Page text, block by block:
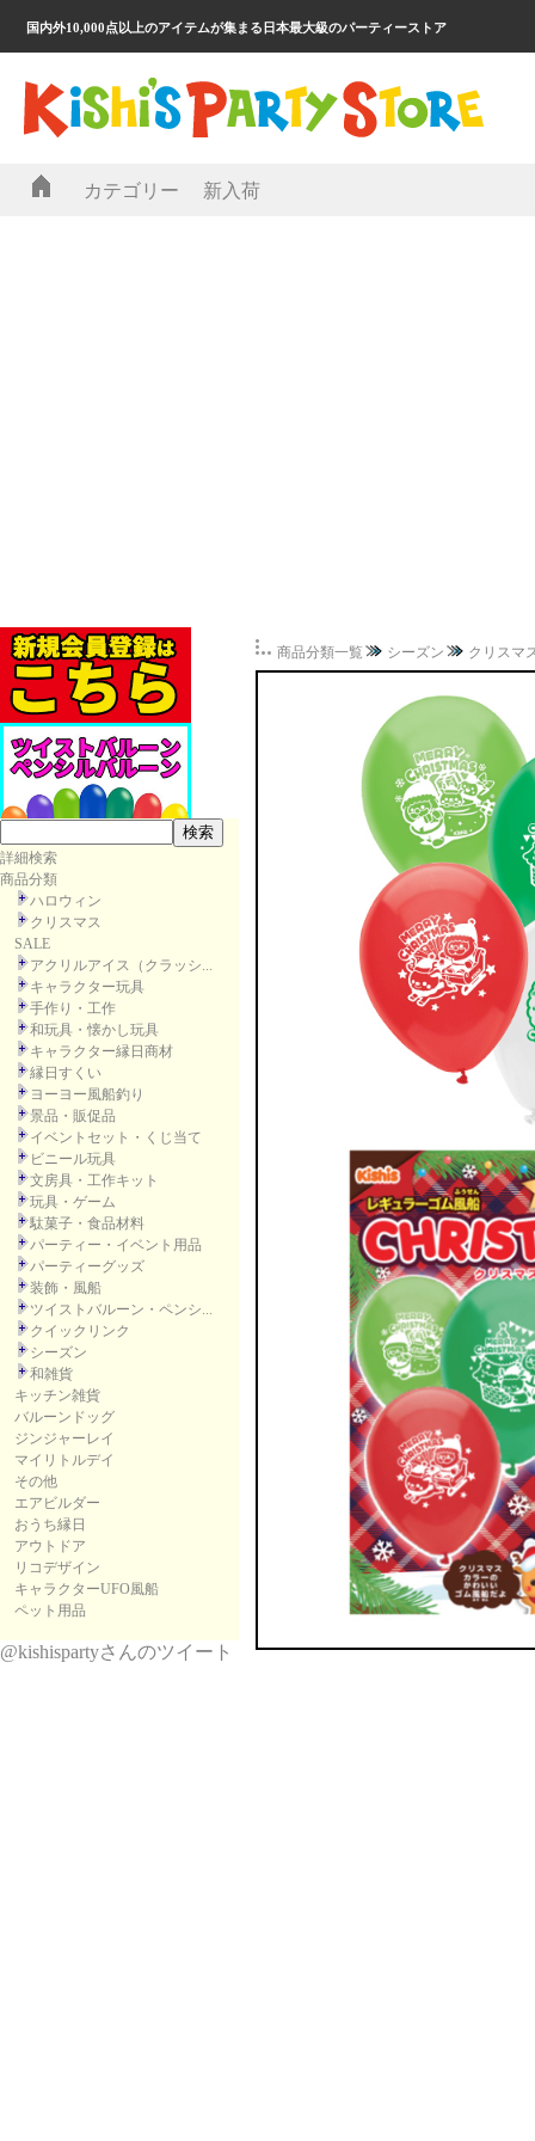
国内外10,000点以上のアイテムが集まる日本最大級のパーティーストア
カテゴリー 新入荷
詳細検索
商品分類
ハロウィン
クリスマス
SALE
アクリルアイス（クラッシ...
キャラクター玩具
手作り・工作
和玩具・懐かし玩具
キャラクター縁日商材
縁日すくい
ヨーヨー風船釣り
景品・販促品
イベントセット・くじ当て
ビニール玩具
文房具・工作キット
玩具・ゲーム
駄菓子・食品材料
パーティー・イベント用品
パーティーグッズ
装飾・風船
ツイストバルーン・ペンシ...
クイックリンク
シーズン
和雑貨
キッチン雑貨
バルーンドッグ
ジンジャーレイ
マイリトルデイ
その他
エアビルダー
おうち縁日
アウトドア
リコデザイン
キャラクターUFO風船
ペット用品
@kishispartyさんのツイート
商品分類一覧 シーズン クリスマ